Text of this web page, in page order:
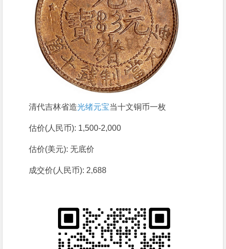
清代吉林省造光绪元宝当十文铜币一枚
估价(人民币): 1,500-2,000
估价(美元): 无底价
成交价(人民币): 2,688